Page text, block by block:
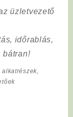
üzletvezető
időrablás,
bátran!